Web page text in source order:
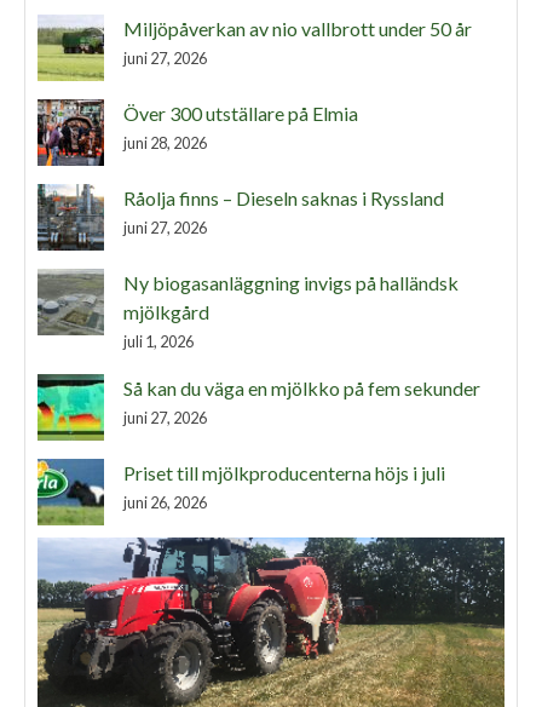
Miljöpåverkan av nio vallbrott under 50 år
juni 27, 2026
Över 300 utställare på Elmia
juni 28, 2026
Råolja finns – Dieseln saknas i Ryssland
juni 27, 2026
Ny biogasanläggning invigs på halländsk
mjölkgård
juli 1, 2026
Så kan du väga en mjölkko på fem sekunder
juni 27, 2026
Priset till mjölkproducenterna höjs i juli
juni 26, 2026